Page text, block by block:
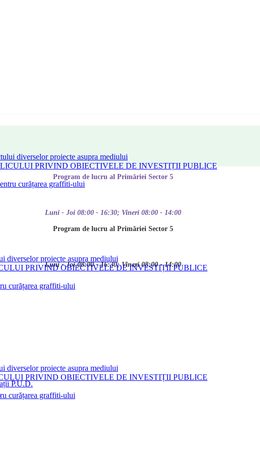
diverselor proiecte asupra mediului
PRIVIND OBIECTIVELE DE INVESTIȚII PUBLICE
curățarea graffiti-ului
P.U.D.
Program de lucru al Primăriei Sector 5
Luni - Joi 08:00 - 16:30; Vineri 08:00 - 14:00
Program de lucru al Primăriei Sector 5
Luni - Joi 08:00 - 16:30; Vineri 08:00 - 14:00
diverselor proiecte asupra mediului
PRIVIND OBIECTIVELE DE INVESTIȚII PUBLICE
curățarea graffiti-ului
diverselor proiecte asupra mediului
PRIVIND OBIECTIVELE DE INVESTIȚII PUBLICE
curățarea graffiti-ului